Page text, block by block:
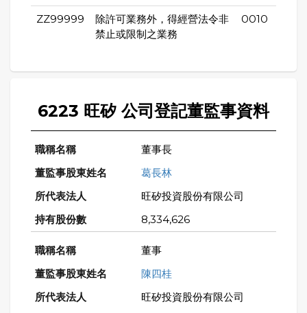
ZZ99999
除許可業務外，得經營法令非
禁止或限制之業務
0010
6223 旺矽 公司登記董監事資料
董事長
葛長林
旺矽投資股份有限公司
8,334,626
董事
陳四桂
旺矽投資股份有限公司